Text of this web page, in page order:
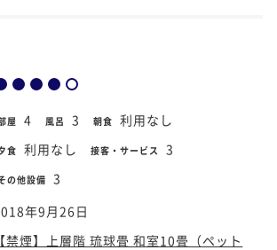
屋 4 風呂 3 朝食 利用なし
食 利用なし 接客・サービス 3
の他設備 3
年9月26日
【禁煙】上層階 琉球畳 和室10畳（ペット